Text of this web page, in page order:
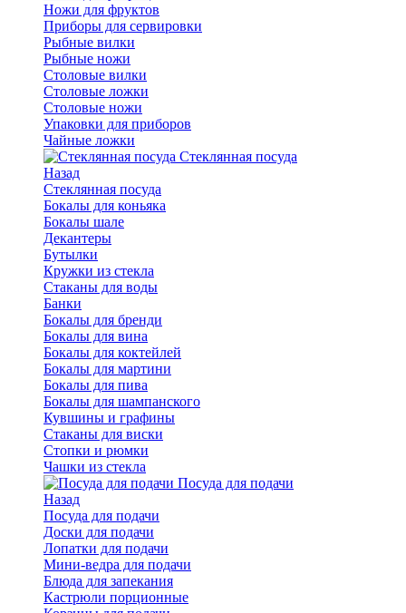
Ножи для фруктов
Приборы для сервировки
Рыбные вилки
Рыбные ножи
Столовые вилки
Столовые ложки
Столовые ножи
Упаковки для приборов
Чайные ложки
Стеклянная посуда
Назад
Стеклянная посуда
Бокалы для коньяка
Бокалы шале
Декантеры
Бутылки
Кружки из стекла
Стаканы для воды
Банки
Бокалы для бренди
Бокалы для вина
Бокалы для коктейлей
Бокалы для мартини
Бокалы для пива
Бокалы для шампанского
Кувшины и графины
Стаканы для виски
Стопки и рюмки
Чашки из стекла
Посуда для подачи
Назад
Посуда для подачи
Доски для подачи
Лопатки для подачи
Мини-ведра для подачи
Блюда для запекания
Кастрюли порционные